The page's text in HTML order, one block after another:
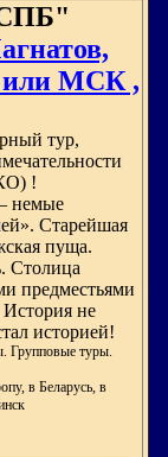
или МСК ,
тур,
!
немые
Старейшая
пуща.
Столица
предместьями
не
историей!
Групповые туры.
в Беларусь, в